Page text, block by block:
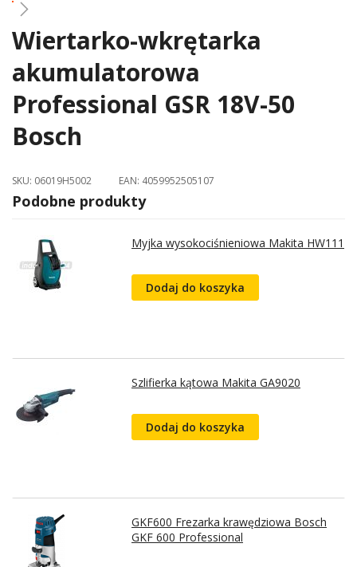
Skip
to
the
beginning
of
the
images
Wiertarko-wkrętarka
akumulatorowa
Professional GSR 18V-50
Bosch
SKU: 06019H5002 EAN: 4059952505107
Podobne produkty
Myjka wysokociśnieniowa Makita HW111
Dodaj do koszyka
Szlifierka kątowa Makita GA9020
Dodaj do koszyka
GKF600 Frezarka krawędziowa Bosch
GKF 600 Professional